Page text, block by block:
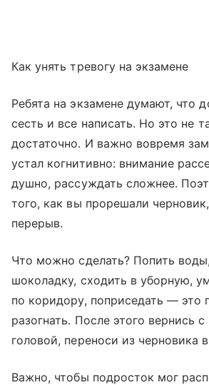
Как унять тревогу на экзамене
Ребята на экзамене думают, что
сесть и все написать. Но это не
достаточно. И важно вовремя
устал когнитивно: внимание
душно, рассуждать сложнее.
того, как вы прорешали
перерыв.
Что можно сделать? Попить
шоколадку, сходить в уборную,
по коридору, поприседать — это
разогнать. После этого вернись
головой, переноси из черновика
Важно, чтобы подросток мог